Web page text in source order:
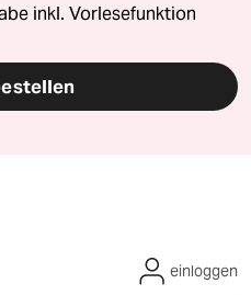
inkl. Vorlesefunktion
einloggen